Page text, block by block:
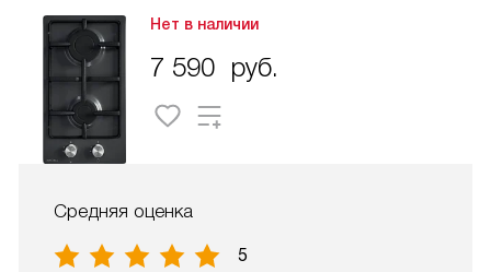
Нет в наличии
7 590 руб.
Средняя оценка
5